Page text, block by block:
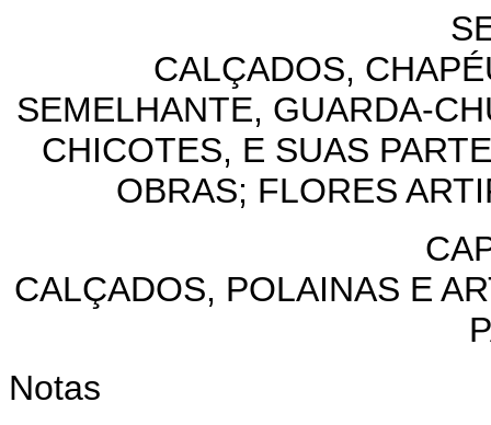
CALÇADOS,
SEMELHANTE, GUARDA-
CHICOTES, E SUAS
OBRAS; FLORES
CALÇADOS, POLAINAS E
Notas